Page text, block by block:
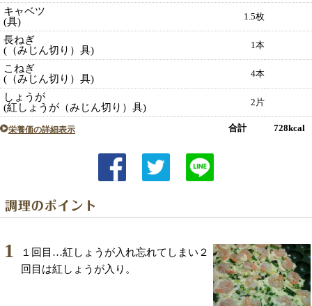
キャベツ
(具)
1.5枚
長ねぎ
(（みじん切り）具)
1本
こねぎ
(（みじん切り）具)
4本
しょうが
(紅しょうが（みじん切り）具)
2片
栄養価の詳細表示 合計 728kcal
1
１回目…紅しょうが入れ忘れてしまい２
回目は紅しょうが入り。